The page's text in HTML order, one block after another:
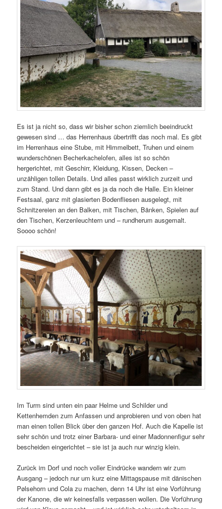
Es ist ja nicht so, dass wir bisher schon ziemlich beeindruckt
gewesen sind … das Herrenhaus übertrifft das noch mal. Es gibt
im Herrenhaus eine Stube, mit Himmelbett, Truhen und einem
wunderschönen Becherkachelofen, alles ist so schön
hergerichtet, mit Geschirr, Kleidung, Kissen, Decken –
unzähligen tollen Details. Und alles passt wirklich zurzeit und
zum Stand. Und dann gibt es ja da noch die Halle. Ein kleiner
Festsaal, ganz mit glasierten Bodenfliesen ausgelegt, mit
Schnitzereien an den Balken, mit Tischen, Bänken, Spielen auf
den Tischen, Kerzenleuchtern und – rundherum ausgemalt.
Soooo schön!
Im Turm sind unten ein paar Helme und Schilder und
Kettenhemden zum Anfassen und anprobieren und von oben hat
man einen tollen Blick über den ganzen Hof. Auch die Kapelle ist
sehr schön und trotz einer Barbara- und einer Madonnenfigur sehr
bescheiden eingerichtet – sie ist ja auch nur winzig klein.
Zurück im Dorf und noch voller Eindrücke wandern wir zum
Ausgang – jedoch nur um kurz eine Mittagspause mit dänischen
Pølsehorn und Cola zu machen, denn 14 Uhr ist eine Vorführung
der Kanone, die wir keinesfalls verpassen wollen. Die Vorführung